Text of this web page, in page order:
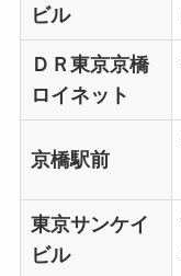
ビル
ＤＲ東京京橋
ロイネット
京橋駅前
東京サンケイ
ビル